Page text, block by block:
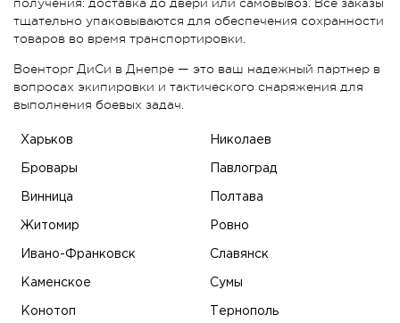
тщательно упаковываются для обеспечения сохранности
товаров во время транспортировки.
Военторг ДиСи в Днепре — это ваш надежный партнер в
вопросах экипировки и тактического снаряжения для
выполнения боевых задач.
Харьков
Бровары
Винница
Житомир
Ивано-Франковск
Каменское
Конотоп
Николаев
Павлоград
Полтава
Ровно
Славянск
Сумы
Тернополь